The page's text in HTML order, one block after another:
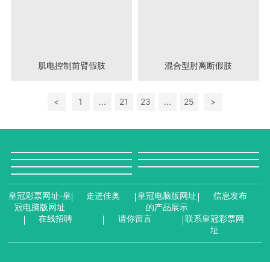
肌电控制前臂假肢 混合型肘离断假肢
< 1 ... 21 23 ... 25 >
皇冠彩票网址-皇
冠电脑版网址
走进佳奥
皇冠电脑版网址
的产品展示
信息发布
在线招聘 请你留言
联系皇冠彩票网
址